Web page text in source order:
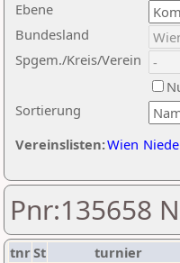
Ebene
Sortierung
Bundesland
Spgem./Kreis/Verein
Vereinslisten:Wien
Pnr:135658
tnrSt turnier